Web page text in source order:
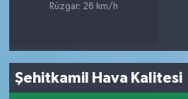
Rüzgar: 26 km/h
Şehitkamil Hava Kalitesi